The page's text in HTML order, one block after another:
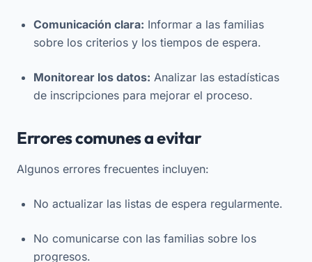
Comunicación clara: Informar a las familias
sobre los criterios y los tiempos de espera.
Monitorear los datos: Analizar las estadísticas
de inscripciones para mejorar el proceso.
Errores comunes a evitar
Algunos errores frecuentes incluyen:
No actualizar las listas de espera regularmente.
No comunicarse con las familias sobre los
progresos.